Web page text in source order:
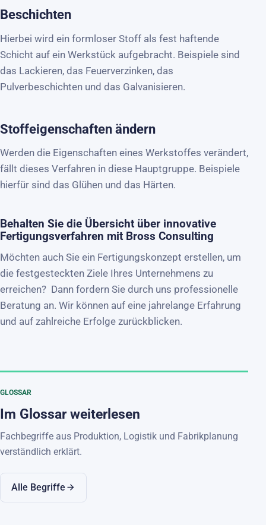
Beschichten
Hierbei wird ein formloser Stoff als fest haftende
Schicht auf ein Werkstück aufgebracht. Beispiele sind
das Lackieren, das Feuerverzinken, das
Pulverbeschichten und das Galvanisieren.
Stoffeigenschaften ändern
Werden die Eigenschaften eines Werkstoffes verändert,
fällt dieses Verfahren in diese Hauptgruppe. Beispiele
hierfür sind das Glühen und das Härten.
Behalten Sie die Übersicht über innovative
Fertigungsverfahren mit Bross Consulting
Möchten auch Sie ein Fertigungskonzept erstellen, um
die festgesteckten Ziele Ihres Unternehmens zu
erreichen? Dann fordern Sie durch uns professionelle
Beratung an. Wir können auf eine jahrelange Erfahrung
und auf zahlreiche Erfolge zurückblicken.
GLOSSAR
Im Glossar weiterlesen
Fachbegriffe aus Produktion, Logistik und Fabrikplanung
verständlich erklärt.
Alle Begriffe